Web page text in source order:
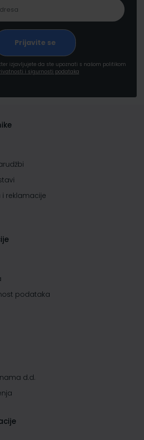
izjavljujete da ste upoznati s našom politikom
i sigurnosti podataka
reklamacije
podataka
d.d.